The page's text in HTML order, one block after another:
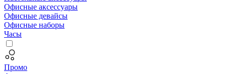
Офисные аксессуары
Офисные девайсы
Офисные наборы
Часы
Промо